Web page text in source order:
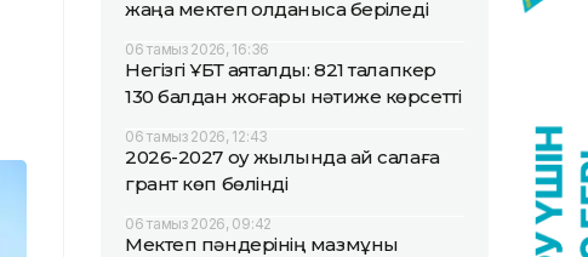
жаңа мектеп қолданысқа беріледі
06 тамыз 2026, 16:36
Негізгі ҰБТ аяқталды: 821 талапкер
130 балдан жоғары нәтиже көрсетті
06 тамыз 2026, 12:43
2026-2027 оқу жылында қай салаға
грант көп бөлінді
06 тамыз 2026, 09:42
Мектеп пәндерінің мазмұны